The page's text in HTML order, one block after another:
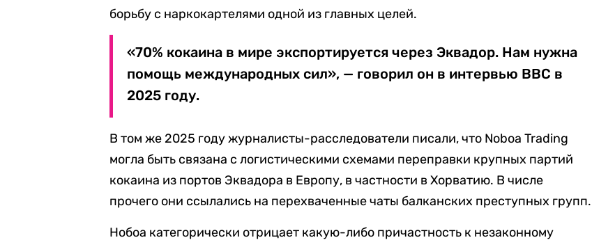
борьбу с наркокартелями одной из главных целей.
«70% кокаина в мире экспортируется через Эквадор. Нам нужна
помощь международных сил», — говорил он в интервью BBC в
2025 году.
В том же 2025 году журналисты-расследователи писали, что Noboa Trading
могла быть связана с логистическими схемами переправки крупных партий
кокаина из портов Эквадора в Европу, в частности в Хорватию. В числе
прочего они ссылались на перехваченные чаты балканских преступных групп.
Нобоа категорически отрицает какую-либо причастность к незаконному